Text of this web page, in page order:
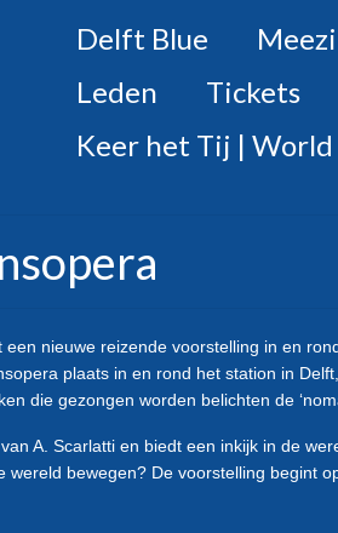
Delft Blue
Leden
Tickets
Keer het Tij | World
nieuwe reizende voorstelling in en
plaats in en rond het station in
die gezongen worden belichten de
A. Scarlatti en biedt een inkijk in de
wereld bewegen? De voorstelling begint